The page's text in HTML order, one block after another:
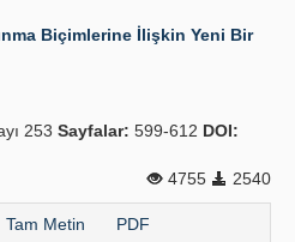
Biçimlerine İlişkin Yeni Bir
253 Sayfalar: 599-612 DOI:
4755
2540
Tam Metin PDF